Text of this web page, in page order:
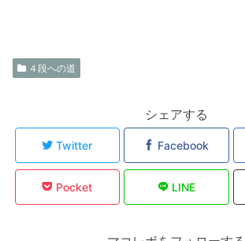
４段への道
シェアする
Twitter Facebook
Pocket LINE